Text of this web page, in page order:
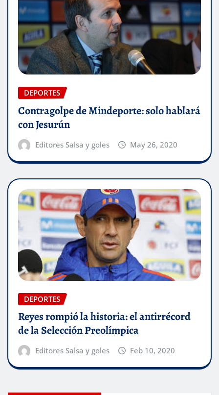
DEPORTES
Contragolpe de Mindeporte: solo hablará
con Jesurún
Editores Salsa y goles May 26, 2020
DEPORTES
Reyes rompió la historia: el antirrécord
de la Selección Preolímpica
Editores Salsa y goles Feb 10, 2020